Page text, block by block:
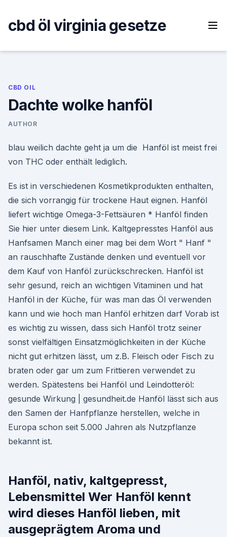
content
cbd öl virginia gesetze
CBD OIL
Dachte wolke hanföl
AUTHOR
blau weilich dachte geht ja um die Hanföl ist meist frei
von THC oder enthält lediglich.
Es ist in verschiedenen Kosmetikprodukten enthalten,
die sich vorrangig für trockene Haut eignen. Hanföl
liefert wichtige Omega-3-Fettsäuren * Hanföl finden
Sie hier unter diesem Link. Kaltgepresstes Hanföl aus
Hanfsamen Manch einer mag bei dem Wort " Hanf "
an rauschhafte Zustände denken und eventuell vor
dem Kauf von Hanföl zurückschrecken. Hanföl ist
sehr gesund, reich an wichtigen Vitaminen und hat
Hanföl in der Küche, für was man das Öl verwenden
kann und wie hoch man Hanföl erhitzen darf Vorab ist
es wichtig zu wissen, dass sich Hanföl trotz seiner
sonst vielfältigen Einsatzmöglichkeiten in der Küche
nicht gut erhitzen lässt, um z.B. Fleisch oder Fisch zu
braten oder gar um zum Frittieren verwendet zu
werden. Spätestens bei Hanföl und Leindotteröl:
gesunde Wirkung | gesundheit.de Hanföl lässt sich aus
den Samen der Hanfpflanze herstellen, welche in
Europa schon seit 5.000 Jahren als Nutzpflanze
bekannt ist.
Hanföl, nativ, kaltgepresst,
Lebensmittel Wer Hanföl kennt
wird dieses Hanföl lieben, mit
ausgeprägtem Aroma und